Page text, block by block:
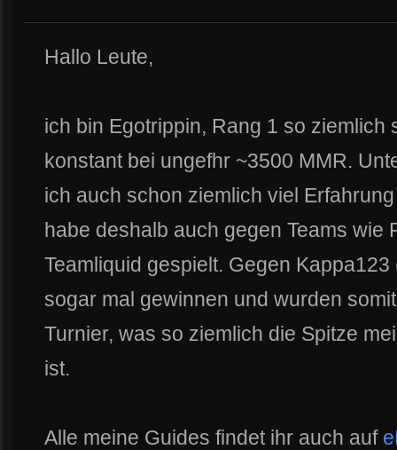
Hallo Leute,
ich bin Egotrippin, Rang 1 so ziemlich
konstant bei ungefhr ~3500 MMR.
ich auch schon ziemlich viel
habe deshalb auch gegen Teams wie
Teamliquid gespielt. Gegen
sogar mal gewinnen und wurden
Turnier, was so ziemlich die Spitze
ist.
Alle meine Guides findet ihr auch auf